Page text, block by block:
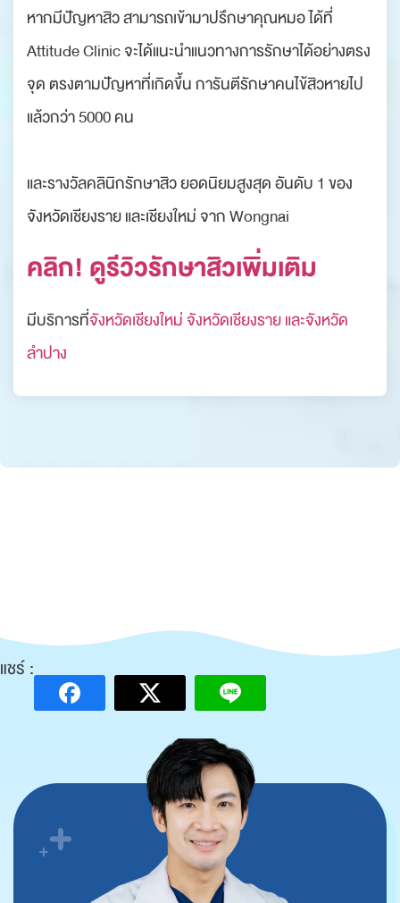
หากมีปัญหาสิว สามารถเข้ามาปรึกษาคุณหมอ ได้ที่
Attitude Clinic จะได้แนะนำแนวทางการรักษาได้อย่างตรง
จุด ตรงตามปัญหาที่เกิดขึ้น การันตีรักษาคนไข้สิวหายไป
แล้วกว่า 5000 คน
และรางวัลคลินิกรักษาสิว ยอดนิยมสูงสุด อันดับ 1 ของ
จังหวัดเชียงราย และเชียงใหม่ จาก Wongnai
คลิก! ดูรีวิวรักษาสิวเพิ่มเติม
มีบริการที่จังหวัดเชียงใหม่ จังหวัดเชียงราย และจังหวัด
ลำปาง
แชร์ :